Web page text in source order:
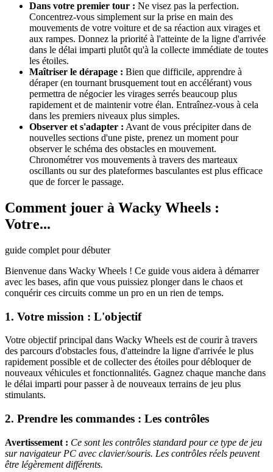
Dans votre premier tour : Ne visez pas la perfection.
Concentrez-vous simplement sur la prise en main des
mouvements de votre voiture et de sa réaction aux virages et
aux rampes. Donnez la priorité à l'atteinte de la ligne d'arrivée
dans le délai imparti plutôt qu'à la collecte immédiate de toutes
les étoiles.
Maîtriser le dérapage : Bien que difficile, apprendre à
déraper (en tournant brusquement tout en accélérant) vous
permettra de négocier les virages serrés beaucoup plus
rapidement et de maintenir votre élan. Entraînez-vous à cela
dans les premiers niveaux plus simples.
Observer et s'adapter : Avant de vous précipiter dans de
nouvelles sections d'une piste, prenez un moment pour
observer le schéma des obstacles en mouvement.
Chronométrer vos mouvements à travers des marteaux
oscillants ou sur des plateformes basculantes est plus efficace
que de forcer le passage.
Comment jouer à Wacky Wheels :
Votre...
guide complet pour débuter
Bienvenue dans Wacky Wheels ! Ce guide vous aidera à démarrer
avec les bases, afin que vous puissiez plonger dans le chaos et
conquérir ces circuits comme un pro en un rien de temps.
1. Votre mission : L'objectif
Votre objectif principal dans Wacky Wheels est de courir à travers
des parcours d'obstacles fous, d'atteindre la ligne d'arrivée le plus
rapidement possible et de collecter des étoiles pour débloquer de
nouveaux véhicules et fonctionnalités. Gagnez chaque manche dans
le délai imparti pour passer à de nouveaux terrains de jeu plus
stimulants.
2. Prendre les commandes : Les contrôles
Avertissement : Ce sont les contrôles standard pour ce type de jeu
sur navigateur PC avec clavier/souris. Les contrôles réels peuvent
être légèrement différents.